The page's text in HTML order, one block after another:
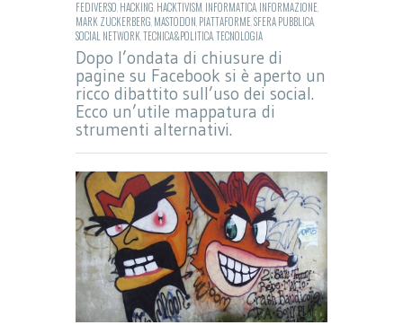
FEDIVERSO HACKING HACKTIVISM INFORMATICA INFORMAZIONE
MARK ZUCKERBERG MASTODON PIATTAFORMESFERA PUBBLICA
SOCIAL NETWORK TECNICA&POLITICATECNOLOGIA
Dopo l’ondata di chiusure di
pagine su Facebook si è aperto un
ricco dibattito sull’uso dei social.
Ecco un’utile mappatura di
strumenti alternativi.